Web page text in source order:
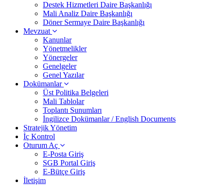
Destek Hizmetleri Daire Başkanlığı
Mali Analiz Daire Başkanlığı
Döner Sermaye Daire Başkanlığı
Mevzuat
Kanunlar
Yönetmelikler
Yönergeler
Genelgeler
Genel Yazılar
Dokümanlar
Üst Politika Belgeleri
Mali Tablolar
Toplantı Sunumları
İngilizce Dokümanlar / English Documents
Stratejik Yönetim
İç Kontrol
Oturum Aç
E-Posta Giriş
SGB Portal Giriş
E-Bütçe Giriş
İletişim